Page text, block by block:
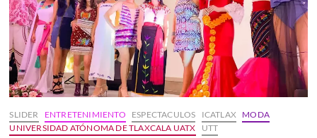
SLIDER ENTRETENIMIENTO ESPECTACULOS ICATLAX
MODA
UNIVERSIDAD ATÓNOMA DE TLAXCALA UATX
UTT